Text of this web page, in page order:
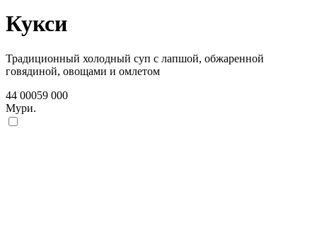
Кукси
Традиционный холодный суп с лапшой, обжаренной
говядиной, овощами и омлетом
44 00059 000
Мури.